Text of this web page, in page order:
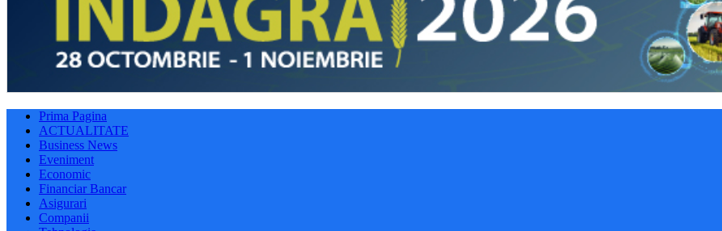
Prima Pagina
ACTUALITATE
Business News
Eveniment
Economic
Financiar Bancar
Asigurari
Companii